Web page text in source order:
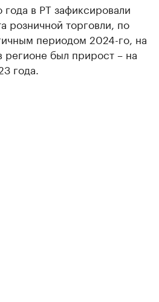
в РТ зафиксировали
розничной торговли, по
периодом 2024-го, на
регионе был прирост – на
года.